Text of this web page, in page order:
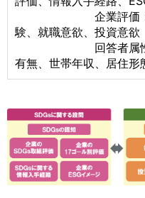
企業評価： 企業
験、就職意欲、投資意欲
回答者属性： 年
有無、世帯年収、居住形